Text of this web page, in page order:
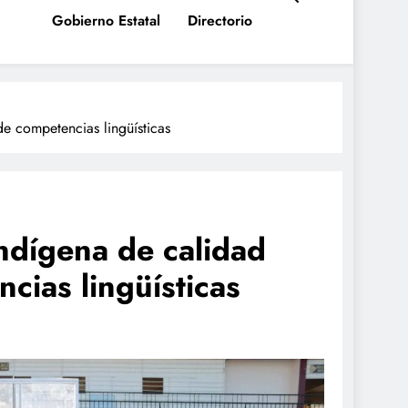
Gobierno Estatal Directorio
competencias lingüísticas
de calidad
lingüísticas